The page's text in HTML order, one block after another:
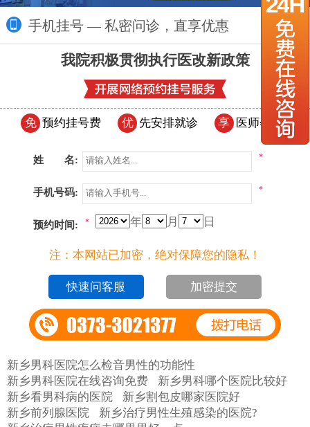
手机挂号 — 私密问诊，直享优惠 更多>>
我院积极贯彻执行医改新政策
免 预约挂号费 优 先安排就诊 享 医师会诊
姓 名: *
手机号码: *
预约时间: 年 月 日
*
注：本网站已加密，绝对保障您的隐私！
加密提交
新乡男科医院怎么检音男性的功能性
新乡男科医院在线咨询免费
新乡男科哪个医院比较好
新乡看男科病的医院
新乡割包皮哪家医院好
新乡前列腺医院
新乡治疗男性生殖感染的医院?